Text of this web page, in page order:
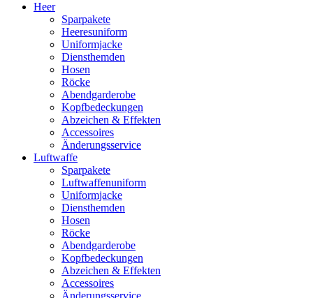
Heer
Sparpakete
Heeresuniform
Uniformjacke
Diensthemden
Hosen
Röcke
Abendgarderobe
Kopfbedeckungen
Abzeichen & Effekten
Accessoires
Änderungsservice
Luftwaffe
Sparpakete
Luftwaffenuniform
Uniformjacke
Diensthemden
Hosen
Röcke
Abendgarderobe
Kopfbedeckungen
Abzeichen & Effekten
Accessoires
Änderungsservice